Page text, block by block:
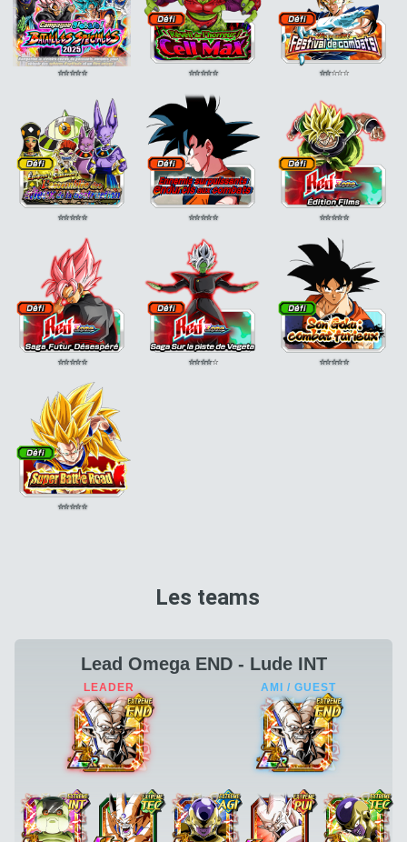
⭐⭐⭐⭐⭐ ⭐⭐⭐⭐⭐ ⭐⭐⭐⭐⭐
⭐⭐⭐⭐⭐ ⭐⭐⭐⭐⭐ ⭐⭐⭐⭐⭐
⭐⭐⭐⭐⭐ ⭐⭐⭐⭐⭐ ⭐⭐⭐⭐⭐
⭐⭐⭐⭐⭐
Les teams
Lead Omega END - Lude INT